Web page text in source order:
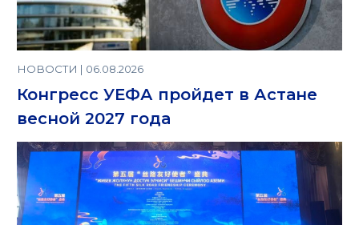
НОВОСТИ | 06.08.2026
Конгресс УЕФА пройдет в Астане
весной 2027 года